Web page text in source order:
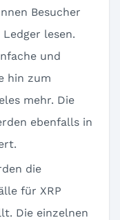
Besucher
lesen.
und
hin zum
mehr. Die
ebenfalls in
die
für XRP
Die einzelnen